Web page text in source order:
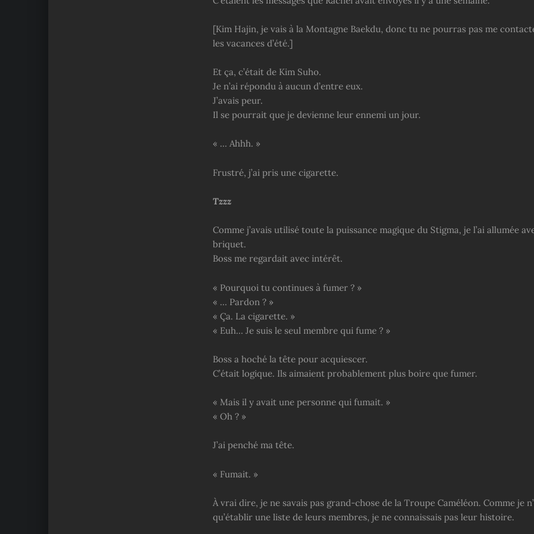
[Kim Hajin, je vais à la Montagne Baekdu, donc tu ne pourras pas me
les vacances d’été.]
Et ça, c’était de Kim Suho.
Je n’ai répondu à aucun d’entre eux.
J’avais peur.
Il se pourrait que je devienne leur ennemi un jour.
« … Ahhh. »
Frustré, j’ai pris une cigarette.
Tzzz
Comme j’avais utilisé toute la puissance magique du Stigma, je l’ai allumée
briquet.
Boss me regardait avec intérêt.
« Pourquoi tu continues à fumer ? »
« … Pardon ? »
« Ça. La cigarette. »
« Euh… Je suis le seul membre qui fume ? »
Boss a hoché la tête pour acquiescer.
C’était logique. Ils aimaient probablement plus boire que fumer.
« Mais il y avait une personne qui fumait. »
« Oh ? »
J’ai penché ma tête.
« Fumait. »
À vrai dire, je ne savais pas grand-chose de la Troupe Caméléon. Comme je
qu’établir une liste de leurs membres, je ne connaissais pas leur histoire.